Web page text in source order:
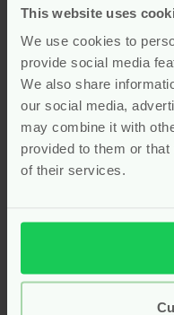
This website uses
We use cookies to
provide social media
We also share
our social media,
may combine it with
provided to them or
of their services.
kind
Geef je kindje een
vitamines
, speciaal
kinderen. Deze
geselecteerde, pure
toevoegingen zoals
smaakstoffen. Of het nu
groei en ontwikkeling
voor een gezonde
kleintje met onze